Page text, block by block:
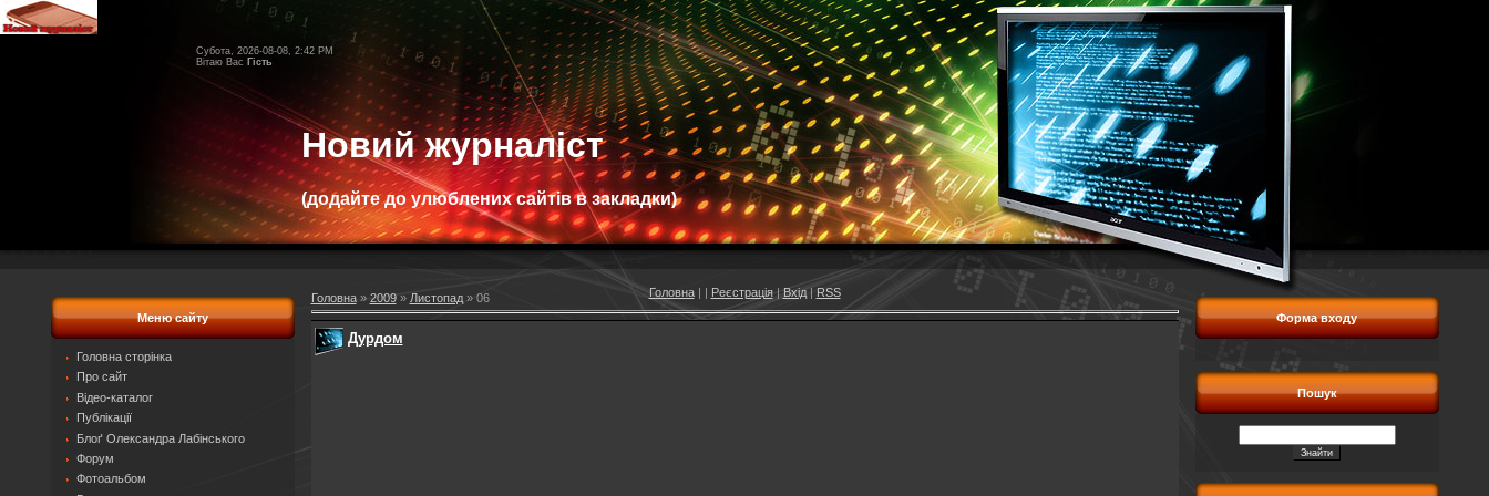
Субота, 2026-08-08, 2:42 PM
Вітаю Вас Гість
Новий журналіст
(додайте до улюблених сайтів в закладки)
Головна| | Реєстрація| Вхід| RSS
Меню сайту
Головна сторінка
Про сайт
Відео-каталог
Публікації
Блоґ Олександра Лабінського
Форум
Фотоальбом
Головна» 2009 » Листопад » 06
Дурдом
Форма входу
Пошук